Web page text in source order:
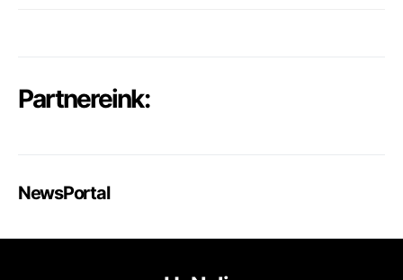
Partnereink:
NewsPortal